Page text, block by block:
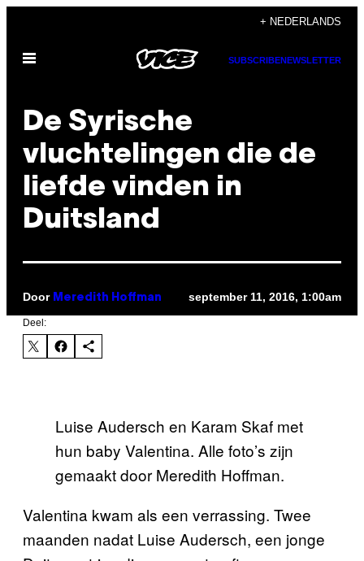
de
+ NEDERLANDS
Open
SUBSCRIBENEWSLETTER
De Syrische
vluchtelingen die de
liefde vinden in
Duitsland
Door Meredith Hoffman september 11, 2016, 1:00am
Deel:
Luise Audersch en Karam Skaf met
hun baby Valentina. Alle foto’s zijn
gemaakt door Meredith Hoffman.
Valentina kwam als een verrassing. Twee
maanden nadat Luise Audersch, een jonge